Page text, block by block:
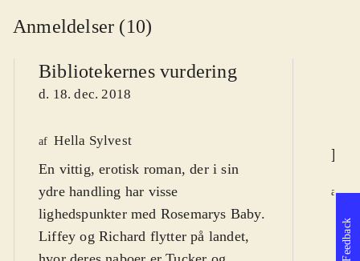
Anmeldelser (10)
Bibliotekernes vurdering
d. 18. dec. 2018
af Hella Sylvest
En vittig, erotisk roman, der i sin
ydre handling har visse
lighedspunkter med Rosemarys Baby.
Liffey og Richard flytter på landet,
af
Feedback